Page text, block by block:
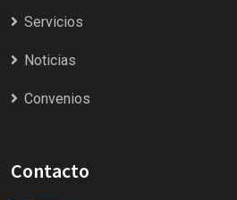
Servicios
Noticias
Convenios
Contacto